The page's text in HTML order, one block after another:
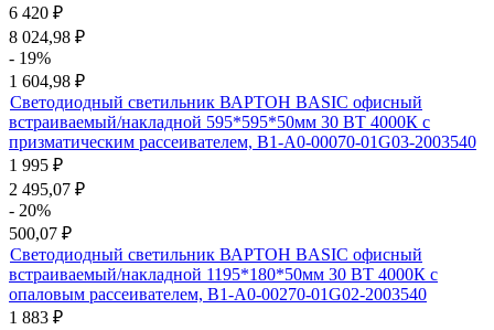
6 420 ₽
8 024,98 ₽
- 19%
1 604,98 ₽
Светодиодный светильник ВАРТОН BASIC офисный
встраиваемый/накладной 595*595*50мм 30 ВТ 4000К с
призматическим рассеивателем, B1-A0-00070-01G03-2003540
1 995 ₽
2 495,07 ₽
- 20%
500,07 ₽
Светодиодный светильник ВАРТОН BASIC офисный
встраиваемый/накладной 1195*180*50мм 30 ВТ 4000К с
опаловым рассеивателем, B1-A0-00270-01G02-2003540
1 883 ₽